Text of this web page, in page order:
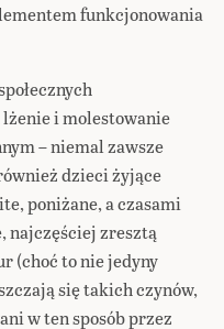
funkcjonowania
i molestowanie
– niemal zawsze
dzieci żyjące
poniżane, a czasami
najczęściej zresztą
(choć to nie jedyny
się takich czynów,
w ten sposób przez